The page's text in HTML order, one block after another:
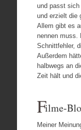
und passt sich
und erzielt die
Allem gibt es
nennen muss.
Schnittfehler,
Außerdem
halbwegs an
Zeit hält und
Filme-
Meiner